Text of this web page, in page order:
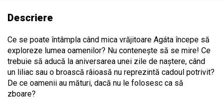
Descriere
Ce se poate întâmpla când mica vrăjitoare Agáta începe să
exploreze lumea oamenilor? Nu contenește să se mire! Ce
trebuie să aducă la aniversarea unei zile de naștere, când
un liliac sau o broască râioasă nu reprezintă cadoul potrivit?
De ce oamenii au mături, dacă nu le folosesc ca să
zboare?